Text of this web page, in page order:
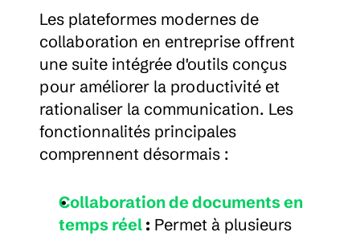
Les plateformes modernes de
collaboration en entreprise offrent
une suite intégrée d'outils conçus
pour améliorer la productivité et
rationaliser la communication. Les
fonctionnalités principales
comprennent désormais :
Collaboration de documents en
temps réel : Permet à plusieurs